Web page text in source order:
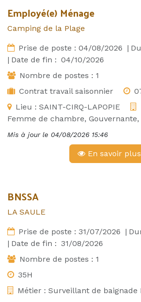
Employé(e) Ménage
Camping de la Plage
Prise de poste : 04/08/2026 |
| Date de fin : 04/10/2026
Nombre de postes : 1
Contrat travail saisonnier
Lieu : SAINT-CIRQ-LAPOPIE
Femme de chambre,
Mis à jour le 04/08/2026 15:46
En savoir plus
BNSSA
LA SAULE
Prise de poste : 31/07/2026 |
| Date de fin : 31/08/2026
Nombre de postes : 1
35H
Métier : Surveillant de baignade